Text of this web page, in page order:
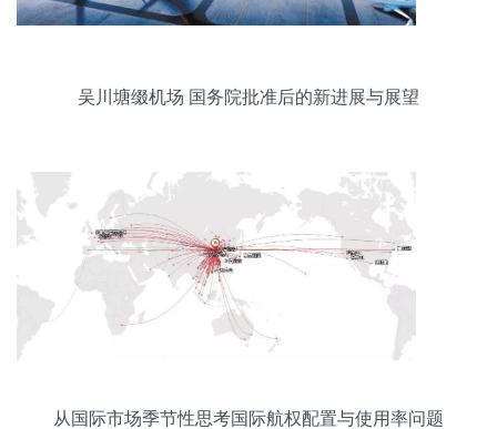
吴川塘缀机场 国务院批准后的新进展与展望
从国际市场季节性思考国际航权配置与使用率问题